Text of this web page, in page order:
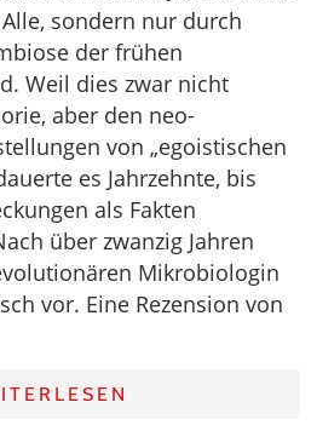
sondern nur durch
der frühen
Weil dies zwar nicht
aber den neo-
von „egoistischen
es Jahrzehnte, bis
als Fakten
über zwanzig Jahren
Mikrobiologin
vor. Eine Rezension von